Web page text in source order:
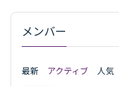
メンバー
最新 アクティブ 人気